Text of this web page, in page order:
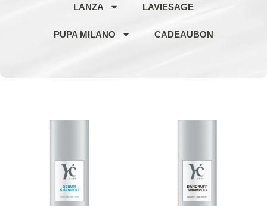
LANZA LAVIESAGE
PUPA MILANO CADEAUBON